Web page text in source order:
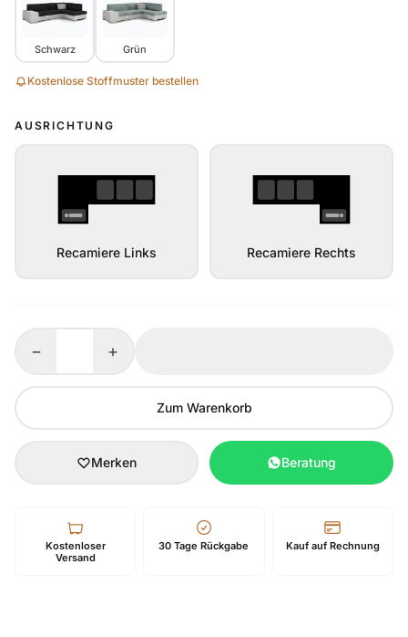
Schwarz Grün
Kostenlose Stoffmuster bestellen
AUSRICHTUNG
Recamiere Links Recamiere Rechts
− +
Zum Warenkorb
Merken Beratung
Kostenloser
Versand
30 Tage Rückgabe Kauf auf Rechnung